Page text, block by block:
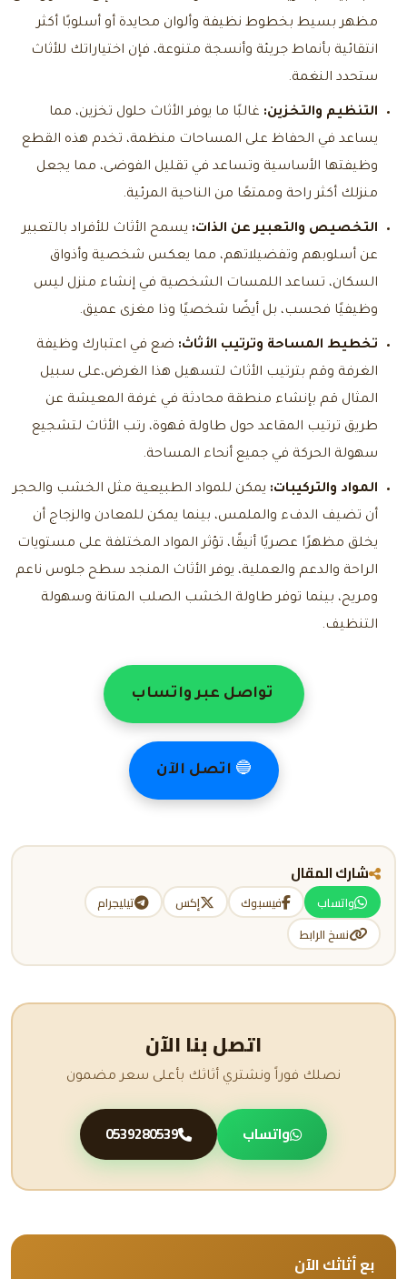
مظهر بسيط بخطوط نظيفة وألوان محايدة أو أسلوبًا أكثر
انتقائية بأنماط جريئة وأنسجة متنوعة، فإن اختياراتك للأثاث
ستحدد النغمة.
التنظيم والتخزين: غالبًا ما يوفر الأثاث حلول تخزين، مما
يساعد في الحفاظ على المساحات منظمة، تخدم هذه القطع
وظيفتها الأساسية وتساعد في تقليل الفوضى، مما يجعل
منزلك أكثر راحة وممتعًا من الناحية المرئية.
التخصيص والتعبير عن الذات: يسمح الأثاث للأفراد بالتعبير
عن أسلوبهم وتفضيلاتهم، مما يعكس شخصية وأذواق
السكان، تساعد اللمسات الشخصية في إنشاء منزل ليس
وظيفيًا فحسب، بل أيضًا شخصيًا وذا مغزى عميق.
تخطيط المساحة وترتيب الأثاث: ضع في اعتبارك وظيفة
الغرفة وقم بترتيب الأثاث لتسهيل هذا الغرض،على سبيل
المثال قم بإنشاء منطقة محادثة في غرفة المعيشة عن
طريق ترتيب المقاعد حول طاولة قهوة، رتب الأثاث لتشجيع
سهولة الحركة في جميع أنحاء المساحة.
المواد والتركيبات: يمكن للمواد الطبيعية مثل الخشب والحجر
أن تضيف الدفء والملمس، بينما يمكن للمعادن والزجاج أن
يخلق مظهرًا عصريًا أنيقًا، تؤثر المواد المختلفة على مستويات
الراحة والدعم والعملية، يوفر الأثاث المنجد سطح جلوس ناعم
ومريح، بينما توفر طاولة الخشب الصلب المتانة وسهولة
التنظيف.
تواصل عبر واتساب
🔵 اتصل الآن
شارك المقال
واتساب فيسبوك إكس
تيليجرام
نسخ الرابط
اتصل بنا الآن
نصلك فوراً ونشتري أثاثك بأعلى سعر مضمون
واتساب 0539280539
بع أثاثك الآن